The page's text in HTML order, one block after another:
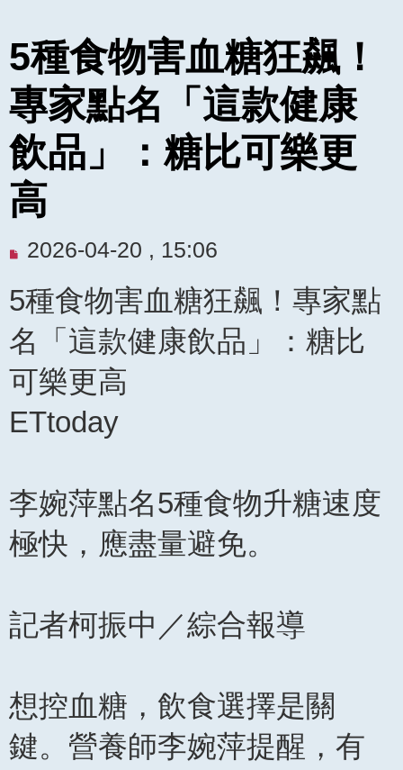
5種食物害血糖狂飆！
專家點名「這款健康
飲品」：糖比可樂更
高
未
讀
文
章
2026-04-20 , 15:06
5種食物害血糖狂飆！專家點
名「這款健康飲品」：糖比
可樂更高
ETtoday
李婉萍點名5種食物升糖速度
極快，應盡量避免。
記者柯振中／綜合報導
想控血糖，飲食選擇是關
鍵。營養師李婉萍提醒，有